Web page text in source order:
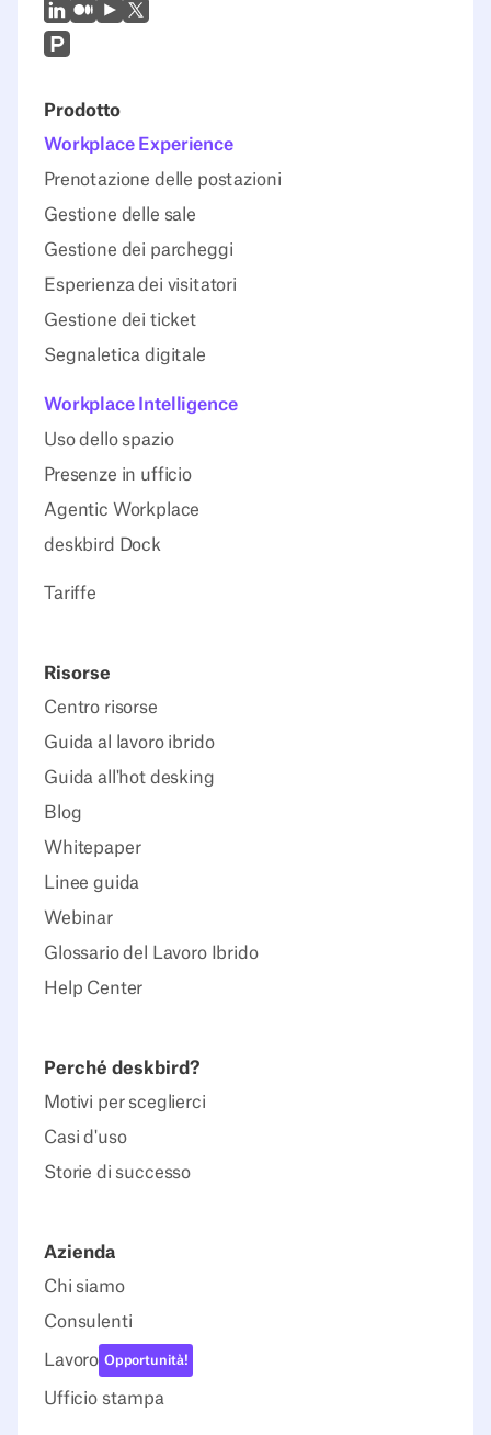
LinkedIn
MedioYoutubeX (Twitter)
Prodcut Hunt
Prodotto
Workplace Experience
Prenotazione delle postazioni
Gestione delle sale
Gestione dei parcheggi
Esperienza dei visitatori
Gestione dei ticket
Segnaletica digitale
Workplace Intelligence
Uso dello spazio
Presenze in ufficio
Agentic Workplace
deskbird Dock
Tariffe
Risorse
Centro risorse
Guida al lavoro ibrido
Guida all'hot desking
Blog
Whitepaper
Linee guida
Webinar
Glossario del Lavoro Ibrido
Help Center
Perché deskbird?
Motivi per sceglierci
Casi d'uso
Storie di successo
Azienda
Chi siamo
Consulenti
Lavoro Opportunità!
Ufficio stampa